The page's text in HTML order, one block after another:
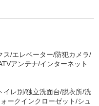
ス/エレベーター/防犯カメラ/
アンテナ/インターネット
イレ別/独立洗面台/脱衣所/洗
ークインクローゼット/シュ